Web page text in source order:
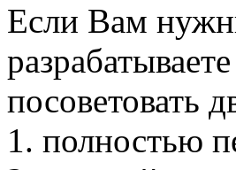
Если Вам
посоветовать
1. полностью